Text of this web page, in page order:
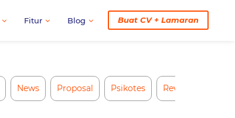
Fitur Blog Buat CV + Lamaran
News Proposal Psikotes Review CV AI